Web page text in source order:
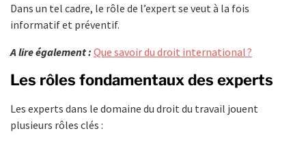
Dans un tel cadre, le rôle de l’expert se veut à la fois
informatif et préventif.
A lire également : Que savoir du droit international ?
Les rôles fondamentaux des experts
Les experts dans le domaine du droit du travail jouent
plusieurs rôles clés :